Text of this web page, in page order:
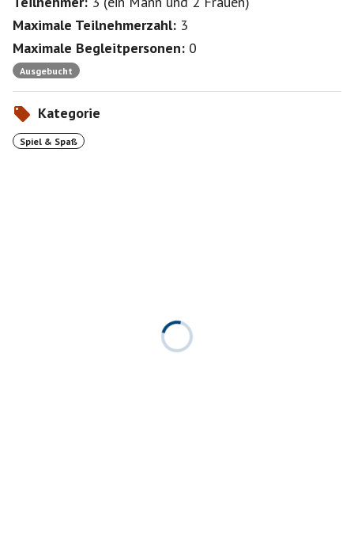
Maximale Teilnehmerzahl: 3
Maximale Begleitpersonen: 0
Ausgebucht
Kategorie
Spiel & Spaß